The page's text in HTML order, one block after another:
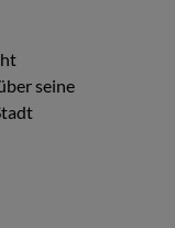
seine